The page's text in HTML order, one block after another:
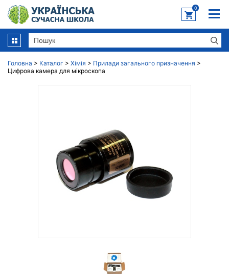
0
Головна > Каталог > Хімія > Прилади загального призначення >
Цифрова камера для мікроскопа